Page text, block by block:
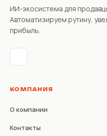
ИИ-экосистема для
Автоматизируем рутину,
прибыль.
КОМПАНИЯ
О компании
Контакты